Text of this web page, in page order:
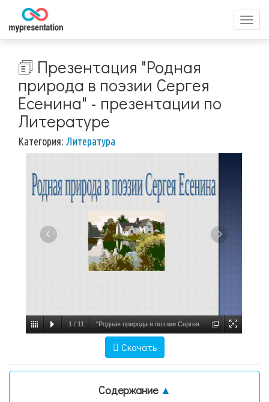
меню
🗊 Презентация "Родная
природа в поэзии Сергея
Есенина" - презентации по
Литературе
Категория: Литература
1 / 11 "Родная природа в поэзии Сергея
слайд №1
Скачать
Содержание ▲